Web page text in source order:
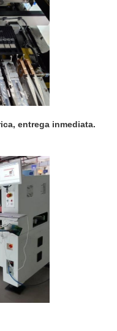
entrega inmediata.